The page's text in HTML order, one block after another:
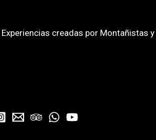
creadas por Montañistas